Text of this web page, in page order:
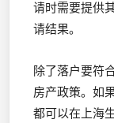
请时需要提供
请结果。
除了落户要符
房产政策。如
都可以在上海